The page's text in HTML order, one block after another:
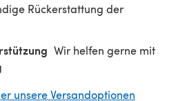
Rückerstattung der
Wir helfen gerne mit
unsere Versandoptionen